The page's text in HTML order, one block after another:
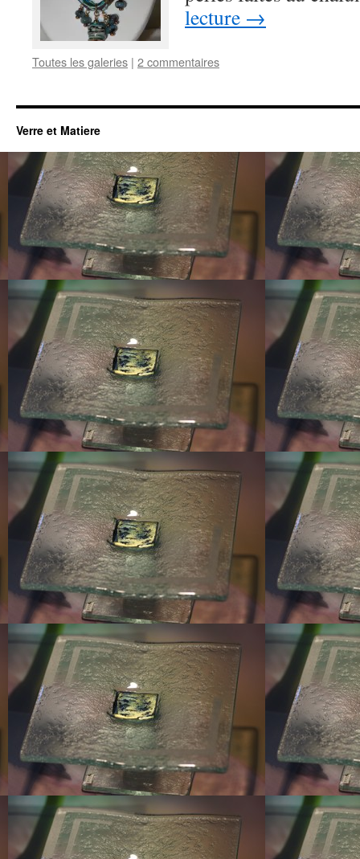
lecture →
Toutes les galeries | 2 commentaires
Verre et Matiere